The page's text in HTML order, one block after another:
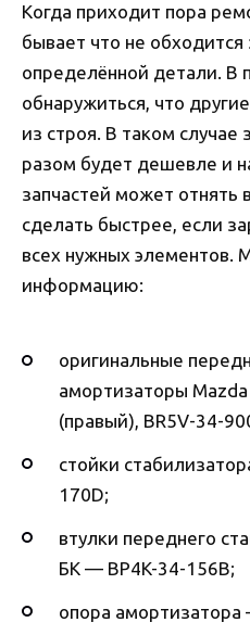
Когда приходит пора
бывает что не
определённой детали. В
обнаружиться, что
из строя. В таком случае
разом будет дешевле и
запчастей может отнять
сделать быстрее, если
всех нужных элементов.
информацию:
оригинальные
амортизаторы
(правый), BR5V-34-
стойки
170D;
втулки переднего
БК — BP4K-34-156B;
опора амортизатора